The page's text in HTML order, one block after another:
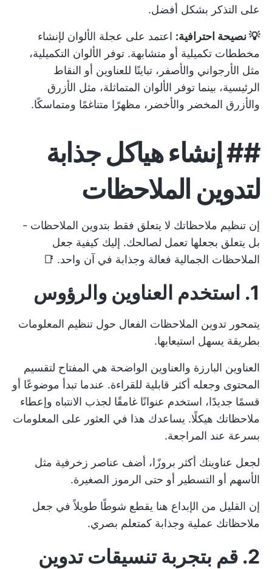
على التذكر بشكل أفضل.
💡 نصيحة احترافية: اعتمد على عجلة الألوان لإنشاء
مخططات تكميلية أو متشابهة. توفر الألوان التكميلية،
مثل الأرجواني والأصفر، تباينًا للعناوين أو النقاط
الرئيسية، بينما توفر الألوان المتماثلة، مثل الأزرق
والأزرق المخضر والأخضر، مظهرًا متناغمًا ومتماسكًا.
## إنشاء هياكل جذابة
لتدوين الملاحظات
إن تنظيم ملاحظاتك لا يتعلق فقط بتدوين الملاحظات -
بل يتعلق بجعلها تعمل لصالحك. إليك كيفية جعل
الملاحظات الجمالية فعالة وجذابة في آن واحد. 📑
1. استخدم العناوين والرؤوس
يتمحور تدوين الملاحظات الفعال حول تنظيم المعلومات
بطريقة يسهل استيعابها.
العناوين البارزة والعناوين الواضحة هي المفتاح لتقسيم
المحتوى وجعله أكثر قابلية للقراءة. عندما تبدأ موضوعًا أو
قسمًا جديدًا، استخدم عنوانًا غامقًا لجذب الانتباه وإعطاء
ملاحظاتك هيكلًا. يساعدك هذا في العثور على المعلومات
بسرعة عند المراجعة.
لجعل عناوينك أكثر بروزًا، أضف عناصر زخرفية مثل
الأسهم أو التسطير أو حتى الرموز الصغيرة.
إن القليل من الإبداع هنا يقطع شوطًا طويلاً في جعل
ملاحظاتك عملية وجذابة كمتعلم بصري.
2. قم بتجربة تنسيقات تدوين